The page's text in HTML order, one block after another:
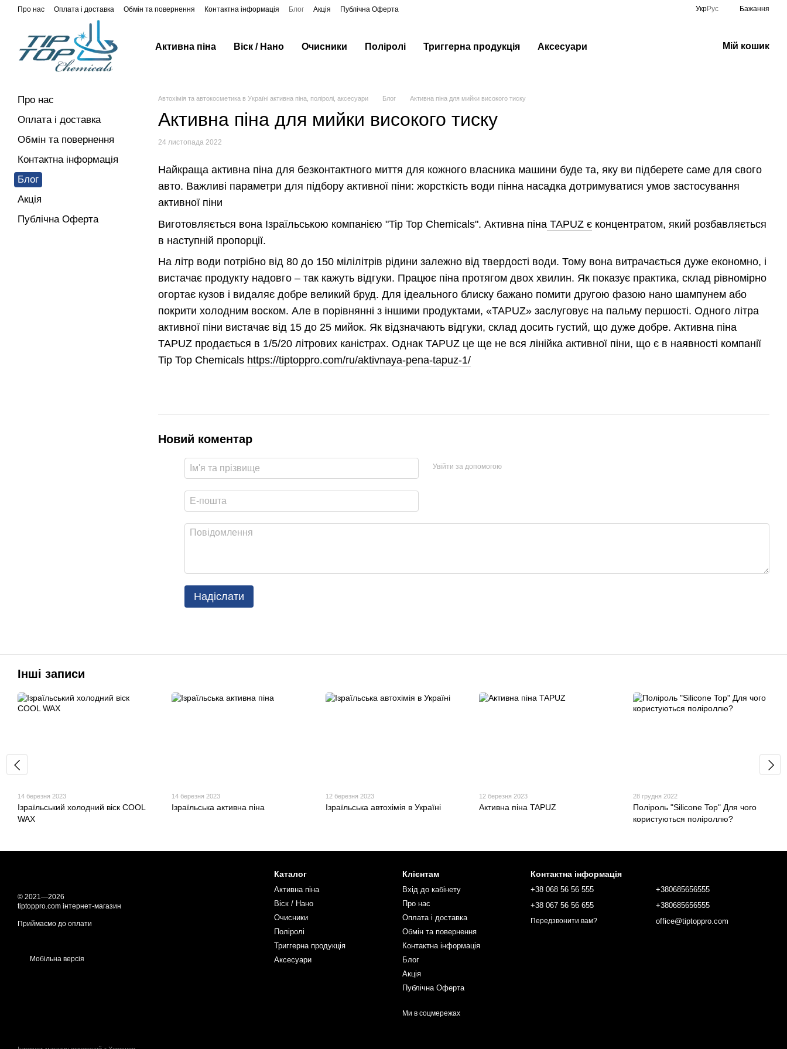
Перейти до основного контенту
Про нас Оплата і доставка Обмін та повернення Контактна інформація Блог Акція Публічна Оферта УкрРус Бажання
Активна піна Віск / Нано Очисники Поліролі Триггерна продукція Аксесуари Мій кошик
Автохімія та автокосметика в Україні активна піна, поліролі, аксесуари Блог Активна піна для мийки високого тиску
Активна піна для мийки високого тиску
24 листопада 2022
Найкраща активна піна для безконтактного миття для кожного власника машини буде та, яку ви підберете саме для свого
авто. Важливі параметри для підбору активної піни: жорсткість води пінна насадка дотримуватися умов застосування
активної піни
Виготовляється вона Ізраїльською компанією "Tip Top Chemicals". Активна піна TAPUZ є концентратом, який розбавляється
в наступній пропорції.
На літр води потрібно від 80 до 150 мілілітрів рідини залежно від твердості води. Тому вона витрачається дуже економно, і
вистачає продукту надовго – так кажуть відгуки. Працює піна протягом двох хвилин. Як показує практика, склад рівномірно
огортає кузов і видаляє добре великий бруд. Для ідеального блиску бажано помити другою фазою нано шампунем або
покрити холодним воском. Але в порівнянні з іншими продуктами, «TAPUZ» заслуговує на пальму першості. Одного літра
активної піни вистачає від 15 до 25 мийок. Як відзначають відгуки, склад досить густий, що дуже добре. Активна піна
TAPUZ продається в 1/5/20 літрових каністрах. Однак TAPUZ це ще не вся лінійка активної піни, що є в наявності компанії
Tip Top Chemicals https://tiptoppro.com/ru/aktivnaya-pena-tapuz-1/
Новий коментар
Увійти за допомогою
Надіслати
Про нас
Оплата і доставка
Обмін та повернення
Контактна інформація
Блог
Акція
Публічна Оферта
Інші записи
14 березня 2023
Ізраїльський холодний віск COOL
WAX
14 березня 2023
Ізраїльська активна піна
12 березня 2023
Ізраїльська автохімія в Україні
12 березня 2023
Активна піна TAPUZ
28 грудня 2022
Поліроль "Silicone Top" Для чого
користуються поліроллю?
© 2021—2026
tiptoppro.com інтернет-магазин
Приймаємо до оплати
Мобільна версія
Каталог
Активна піна
Віск / Нано
Очисники
Поліролі
Триггерна продукція
Аксесуари
Клієнтам
Вхід до кабінету
Про нас
Оплата і доставка
Обмін та повернення
Контактна інформація
Блог
Акція
Публічна Оферта
Ми в соцмережах
Контактна інформація
+38 068 56 56 555
+38 067 56 56 655
Передзвонити вам?
+380685656555
+380685656555
office@tiptoppro.com